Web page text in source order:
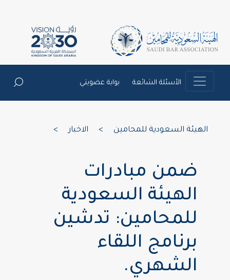
الأسئلة الشائعة بوابة عضويتي
الهيئة السعودية للمحامين الاخبار
ضمن مبادرات
الهيئة السعودية
للمحامين: تدشين
برنامج اللقاء
الشهري.